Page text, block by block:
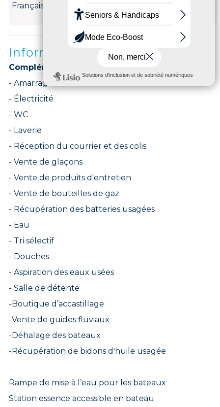
Français
Informations complémentaires
Complément accueil :
- Amarrage
- Électricité
- WC
- Laverie
- Réception du courrier et des colis
- Vente de glaçons
- Vente de produits d'entretien
- Vente de bouteilles de gaz
- Récupération des batteries usagées
- Eau
- Tri sélectif
- Douches
- Aspiration des eaux usées
- Salle de détente
-Boutique d’accastillage
-Vente de guides fluviaux
-Déhalage des bateaux
-Récupération de bidons d'huile usagée
Rampe de mise à l’eau pour les bateaux
Station essence accessible en bateau